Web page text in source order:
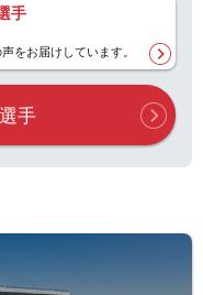
手
をお届けしています。
手